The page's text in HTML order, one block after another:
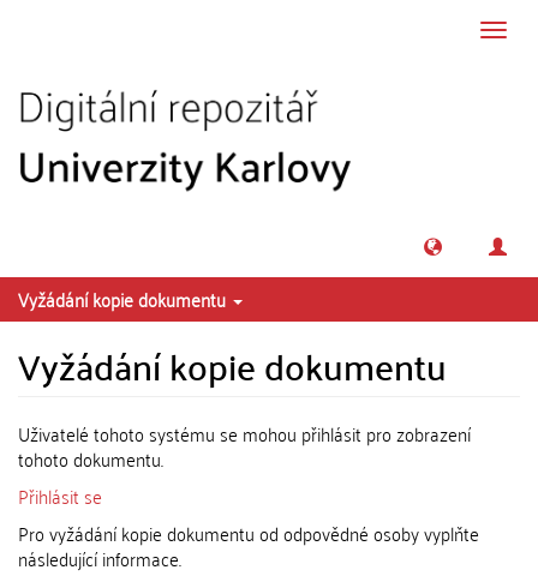
Vyžádání kopie dokumentu
Vyžádání kopie dokumentu
Uživatelé tohoto systému se mohou přihlásit pro zobrazení
tohoto dokumentu.
Přihlásit se
Pro vyžádání kopie dokumentu od odpovědné osoby vyplňte
následující informace.